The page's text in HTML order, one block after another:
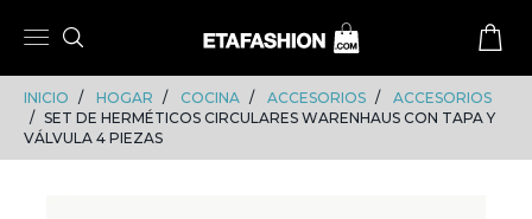
INICIO HOGAR COCINA ACCESORIOS
ACCESORIOS
SET DE HERMÉTICOS CIRCULARES WARENHAUS CON TAPA Y
VÁLVULA 4 PIEZAS